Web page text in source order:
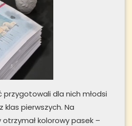
przygotowali dla nich młodsi
klas pierwszych. Na
kolorowy pasek –